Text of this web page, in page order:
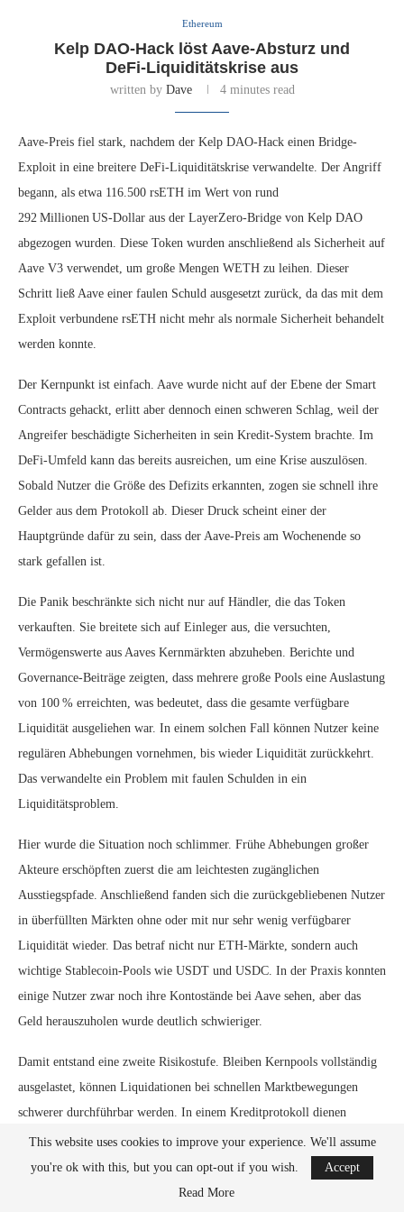
Ethereum
Kelp DAO-Hack löst Aave-Absturz und
DeFi‑Liquiditätskrise aus
written by Dave 4 minutes read
Aave-Preis fiel stark, nachdem der Kelp DAO-Hack einen Bridge-
Exploit in eine breitere DeFi-Liquiditätskrise verwandelte. Der Angriff
begann, als etwa 116.500 rsETH im Wert von rund
292 Millionen US‑Dollar aus der LayerZero‑Bridge von Kelp DAO
abgezogen wurden. Diese Token wurden anschließend als Sicherheit auf
Aave V3 verwendet, um große Mengen WETH zu leihen. Dieser
Schritt ließ Aave einer faulen Schuld ausgesetzt zurück, da das mit dem
Exploit verbundene rsETH nicht mehr als normale Sicherheit behandelt
werden konnte.
Der Kernpunkt ist einfach. Aave wurde nicht auf der Ebene der Smart
Contracts gehackt, erlitt aber dennoch einen schweren Schlag, weil der
Angreifer beschädigte Sicherheiten in sein Kredit‑System brachte. Im
DeFi‑Umfeld kann das bereits ausreichen, um eine Krise auszulösen.
Sobald Nutzer die Größe des Defizits erkannten, zogen sie schnell ihre
Gelder aus dem Protokoll ab. Dieser Druck scheint einer der
Hauptgründe dafür zu sein, dass der Aave‑Preis am Wochenende so
stark gefallen ist.
Die Panik beschränkte sich nicht nur auf Händler, die das Token
verkauften. Sie breitete sich auf Einleger aus, die versuchten,
Vermögenswerte aus Aaves Kernmärkten abzuheben. Berichte und
Governance‑Beiträge zeigten, dass mehrere große Pools eine Auslastung
von 100 % erreichten, was bedeutet, dass die gesamte verfügbare
Liquidität ausgeliehen war. In einem solchen Fall können Nutzer keine
regulären Abhebungen vornehmen, bis wieder Liquidität zurückkehrt.
Das verwandelte ein Problem mit faulen Schulden in ein
Liquiditätsproblem.
Hier wurde die Situation noch schlimmer. Frühe Abhebungen großer
Akteure erschöpften zuerst die am leichtesten zugänglichen
Ausstiegspfade. Anschließend fanden sich die zurückgebliebenen Nutzer
in überfüllten Märkten ohne oder mit nur sehr wenig verfügbarer
Liquidität wieder. Das betraf nicht nur ETH‑Märkte, sondern auch
wichtige Stablecoin‑Pools wie USDT und USDC. In der Praxis konnten
einige Nutzer zwar noch ihre Kontostände bei Aave sehen, aber das
Geld herauszuholen wurde deutlich schwieriger.
Damit entstand eine zweite Risikostufe. Bleiben Kernpools vollständig
ausgelastet, können Liquidationen bei schnellen Marktbewegungen
schwerer durchführbar werden. In einem Kreditprotokoll dienen
Liquidationen dazu, das Wachstum fauler Schulden zu verhindern.
Fehlt jedoch genügend nutzbare Liquidität im richtigen Markt, verliert
dieses Sicherheitsventil an Wirksamkeit. In einem ruhigen Markt kann
This website uses cookies to improve your experience. We'll assume
you're ok with this, but you can opt-out if you wish.
Accept
Read More